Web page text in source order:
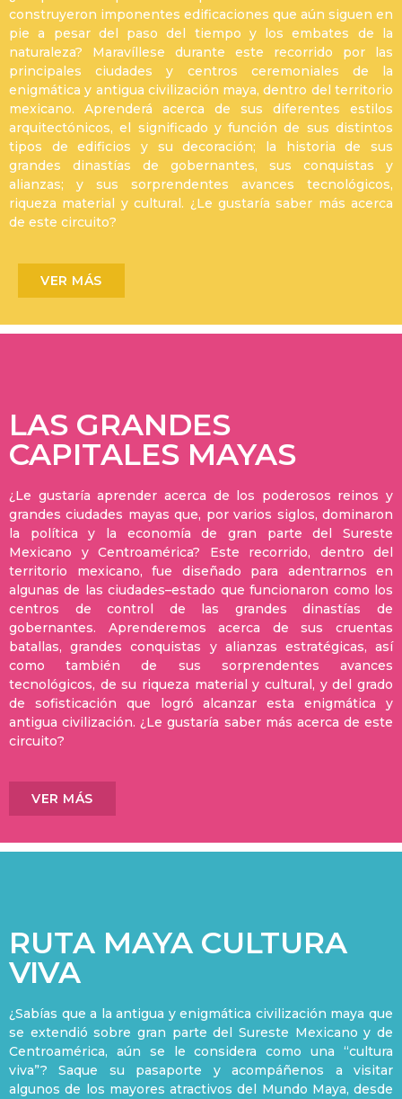
construyeron imponentes edificaciones que aún siguen en
pie a pesar del paso del tiempo y los embates de la
naturaleza? Maravíllese durante este recorrido por las
principales ciudades y centros ceremoniales de la
enigmática y antigua civilización maya, dentro del territorio
mexicano. Aprenderá acerca de sus diferentes estilos
arquitectónicos, el significado y función de sus distintos
tipos de edificios y su decoración; la historia de sus
grandes dinastías de gobernantes, sus conquistas y
alianzas; y sus sorprendentes avances tecnológicos,
riqueza material y cultural. ¿Le gustaría saber más acerca
de este circuito?
VER MÁS
LAS GRANDES
CAPITALES MAYAS
¿Le gustaría aprender acerca de los poderosos reinos y
grandes ciudades mayas que, por varios siglos, dominaron
la política y la economía de gran parte del Sureste
Mexicano y Centroamérica? Este recorrido, dentro del
territorio mexicano, fue diseñado para adentrarnos en
algunas de las ciudades–estado que funcionaron como los
centros de control de las grandes dinastías de
gobernantes. Aprenderemos acerca de sus cruentas
batallas, grandes conquistas y alianzas estratégicas, así
como también de sus sorprendentes avances
tecnológicos, de su riqueza material y cultural, y del grado
de sofisticación que logró alcanzar esta enigmática y
antigua civilización. ¿Le gustaría saber más acerca de este
circuito?
VER MÁS
RUTA MAYA CULTURA
VIVA
¿Sabías que a la antigua y enigmática civilización maya que
se extendió sobre gran parte del Sureste Mexicano y de
Centroamérica, aún se le considera como una “cultura
viva”? Saque su pasaporte y acompáñenos a visitar
algunos de los mayores atractivos del Mundo Maya, desde